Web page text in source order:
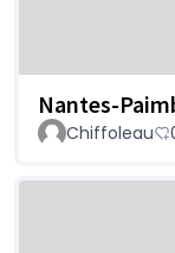
Nantes-
Chiffoleau